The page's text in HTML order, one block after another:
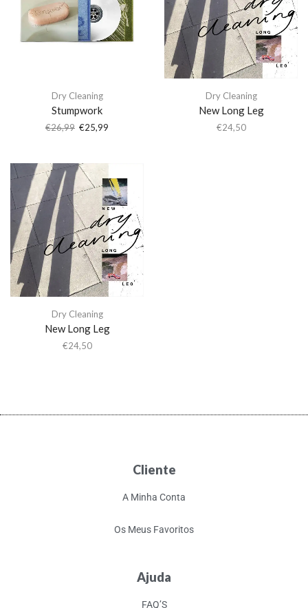
Dry Cleaning
Stumpwork
€26,99 €25,99
Dry Cleaning
New Long Leg
€24,50
Dry Cleaning
New Long Leg
€24,50
Cliente
A Minha Conta
Os Meus Favoritos
Ajuda
FAQ’S